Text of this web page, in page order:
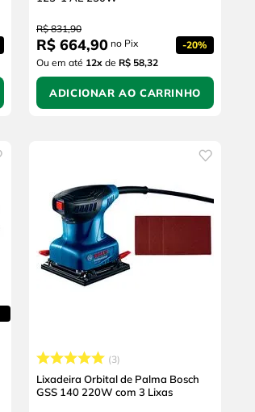
R$ 831,90
R$ 664,90 no Pix -20%
Ou em até 12x de R$ 58,32
ADICIONAR AO CARRINHO
3
Lixadeira Orbital de Palma Bosch
GSS 140 220W com 3 Lixas